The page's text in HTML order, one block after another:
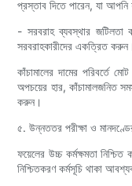
প্রস্তাব দিতে পারেন, যা আপনি
- সরবরাহ ব্যবস্থার জটিলতা
সরবরাহকারীদের একত্রিত করুন।
কাঁচামালের দামের পরিবর্তে
অপচয়ের হার, কাঁচামালজনিত
করুন।
৫. উন্নততর পরীক্ষা ও
ফয়েলের উচ্চ কর্মক্ষমতা
নিশ্চিতকরণ কর্মসূচি থাকা